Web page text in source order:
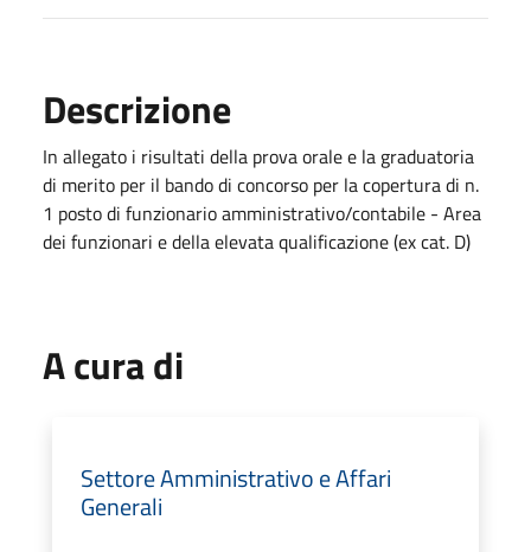
Descrizione
In allegato i risultati della prova orale e la graduatoria
di merito per il bando di concorso per la copertura di n.
1 posto di funzionario amministrativo/contabile - Area
dei funzionari e della elevata qualificazione (ex cat. D)
A cura di
Settore Amministrativo e Affari
Generali